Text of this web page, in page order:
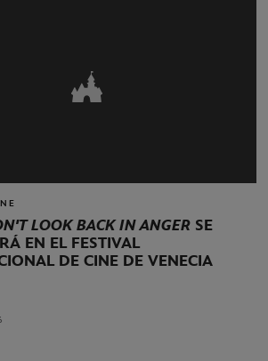
LOOK BACK IN ANGER SE
EN EL FESTIVAL
DE CINE DE VENECIA